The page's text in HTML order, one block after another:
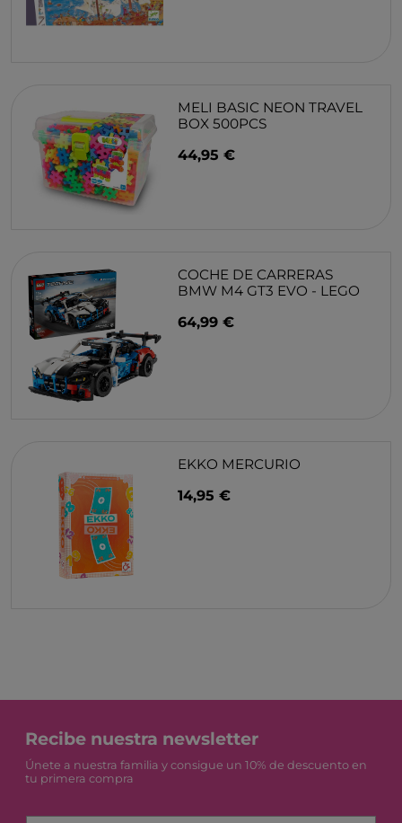
MELI BASIC NEON TRAVEL
BOX 500PCS
44,95 €
COCHE DE CARRERAS
BMW M4 GT3 EVO - LEGO
64,99 €
EKKO MERCURIO
14,95 €
Recibe nuestra newsletter
Únete a nuestra familia y consigue un 10% de descuento en
tu primera compra